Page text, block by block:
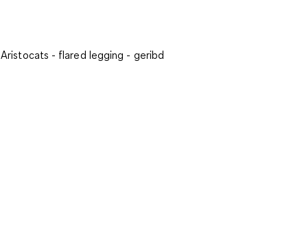
Aristocats - flared legging - geribd